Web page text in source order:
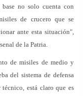
base no solo cuenta con
de crucero que se
ante esta situación",
de la Patria.
de misiles de medio y
del sistema de defensa
está claro que es